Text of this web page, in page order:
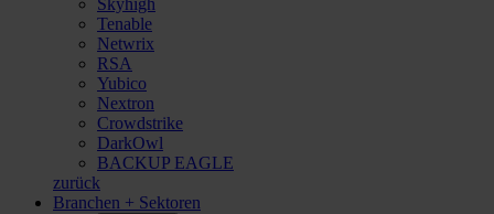
Skyhigh
Tenable
Netwrix
RSA
Yubico
Nextron
Crowdstrike
DarkOwl
BACKUP EAGLE
zurück
Branchen + Sektoren